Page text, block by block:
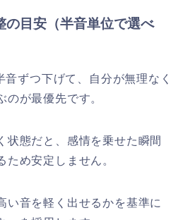
の目安（半音単位で選べ
ずつ下げて、自分が無理なく
のが最優先です。
状態だと、感情を乗せた瞬間
ため安定しません。
い音を軽く出せるかを基準に